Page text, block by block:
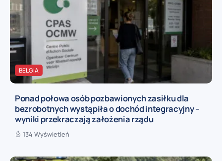
BELGIA
Ponad połowa osób pozbawionych zasiłku dla
bezrobotnych wystąpiła o dochód integracyjny –
wyniki przekraczają założenia rządu
134 Wyświetleń